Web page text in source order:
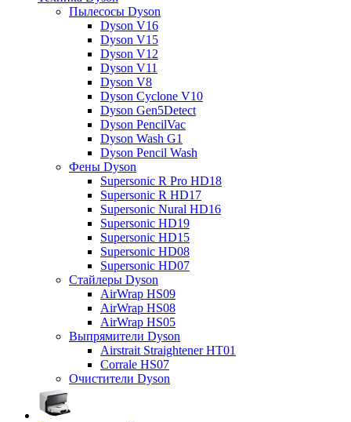
Пылесосы Dyson
Dyson V16
Dyson V15
Dyson V12
Dyson V11
Dyson V8
Dyson Cyclone V10
Dyson Gen5Detect
Dyson PencilVac
Dyson Wash G1
Dyson Pencil Wash
Фены Dyson
Supersonic R Pro HD18
Supersonic R HD17
Supersonic Nural HD16
Supersonic HD19
Supersonic HD15
Supersonic HD08
Supersonic HD07
Стайлеры Dyson
AirWrap HS09
AirWrap HS08
AirWrap HS05
Выпрямители Dyson
Airstrait Straightener HT01
Corrale HS07
Очистители Dyson